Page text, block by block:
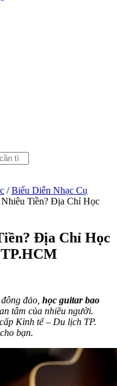
/ Biểu Diễn Nhạc Cụ
Tiền? Địa Chỉ Học
Địa Chỉ Học
đảo, học guitar bao
tâm của nhiều người.
Kinh tế – Du lịch TP.
bạn.